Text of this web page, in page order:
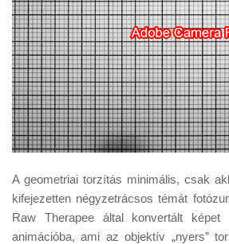
A geometriai torzítás minimális, csak
kifejezetten négyzetrácsos témát
Raw Therapee által konvertált
animációba, ami az objektív „nyers”